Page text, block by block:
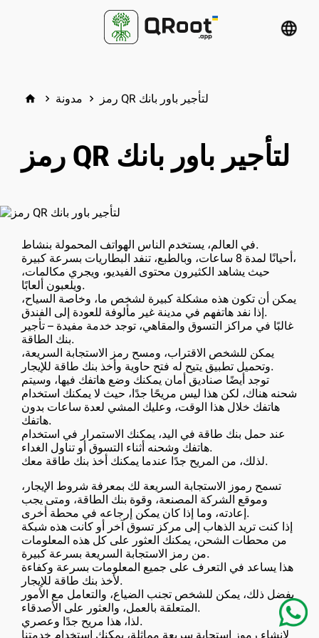
language
home keyboard_arrow_right مدونة keyboard_arrow_right رمز QR لتأجير باور بانك
رمز QR لتأجير باور بانك
في العالم، يستخدم الناس الهواتف المحمولة بنشاط.
أحيانًا لمدة 8 ساعات، وبالطبع، تنفد البطاريات بسرعة كبيرة،
حيث يشاهد الكثيرون محتوى الفيديو، ويجري مكالمات،
ويلعبون ألعابًا.
يمكن أن تكون هذه مشكلة كبيرة لشخص ما، وخاصة السياح،
إذا نفد هاتفهم في مدينة غير مألوفة للعودة إلى الفندق.
غالبًا في مراكز التسوق والمقاهي، توجد خدمة مفيدة – تأجير
بنك الطاقة.
يمكن للشخص الاقتراب، ومسح رمز الاستجابة السريعة،
وتحميل تطبيق يتيح له فتح حاوية وأخذ بنك طاقة للإيجار.
توجد أيضًا صناديق أمان يمكنك وضع هاتفك فيها، وسيتم
شحنه هناك، لكن هذا ليس مريحًا جدًا، حيث لا يمكنك استخدام
هاتفك خلال هذا الوقت، وعليك المشي لعدة ساعات بدون
هاتفك.
عند حمل بنك طاقة في اليد، يمكنك الاستمرار في استخدام
هاتفك وشحنه أثناء التسوق أو تناول الغداء.
لذلك، من المريح جدًا عندما يمكنك أخذ بنك طاقة معك.
تسمح رموز الاستجابة السريعة لك بمعرفة شروط الإيجار،
وموقع الشركة المصنعة، وقوة بنك الطاقة، ومتى يجب
إعادته، وما إذا كان يمكن إرجاعه في محطة أخرى.
إذا كنت تريد الذهاب إلى مركز تسوق آخر أو كانت هذه شبكة
من محطات الشحن، يمكنك العثور على كل هذه المعلومات
من رمز الاستجابة السريعة بسرعة كبيرة.
هذا يساعد في التعرف على جميع المعلومات بسرعة وكفاءة
لأخذ بنك طاقة للإيجار.
بفضل ذلك، يمكن للشخص تجنب الضياع، والتعامل مع الأمور
المتعلقة بالعمل، والعثور على الأصدقاء.
لذا، هذا مريح جدًا وعصري.
لإنشاء رموز استجابة سريعة مماثلة، يمكنك استخدام خدمتنا